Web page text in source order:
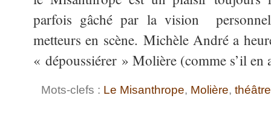
parfois gâché par la vision
metteurs en scène. Michèle André a
« dépoussiérer » Molière (comme s’il
Mots-clefs : Le Misanthrope, Molière, théâtre